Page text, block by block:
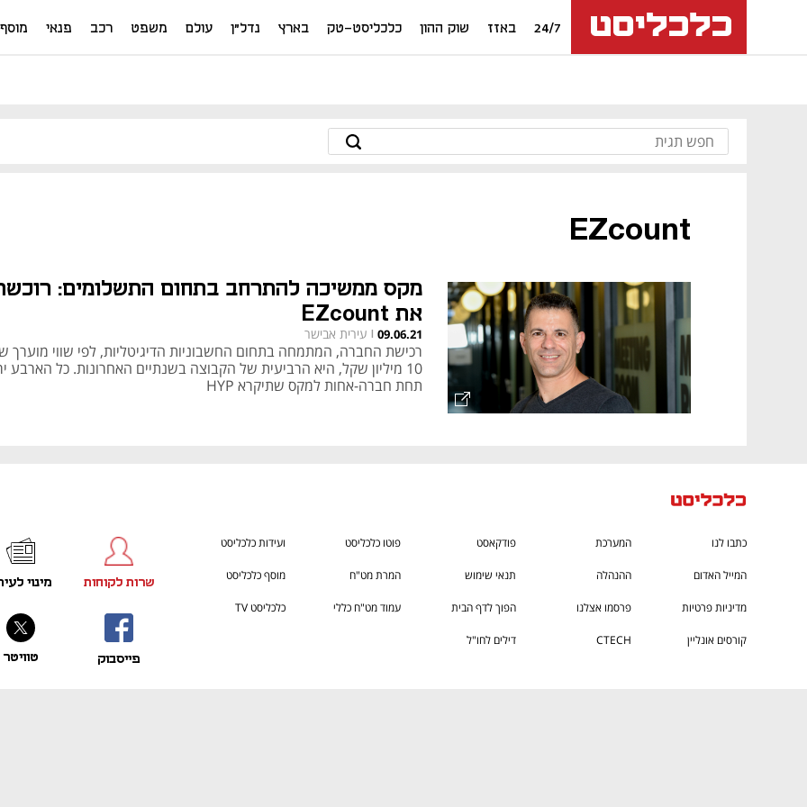
24/7 באזז שוק ההון כלכליסט-טק בארץ נדל"ן עולם משפט רכב פנאי מוסף
EZcount
מקס ממשיכה להתרחב בתחום התשלומים:
את EZcount
09.06.21
| עירית אבישר
10 מיליון שקל, היא הרביעית של הקבוצה בשנתיים האחרונות. כל הארבע
תחת חברה-אחות למקס שתיקרא HYP
כתבו לנו המערכת פודקאסט פוטו כלכליסט ועידות כלכליסט
המייל האדום ההנהלה תנאי שימוש המרת מט"ח מוסף כלכליסט
מדיניות פרטיות פרסמו אצלנו הפוך לדף הבית עמוד מט"ח כללי כלכליסט TV
קורסים אונליין CTECH
דילים לחו"ל
פייסבוק
שרות לקוחות
טוויטר
מינוי